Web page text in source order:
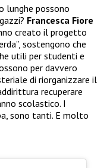
lunghe possono
Francesca Fiore
creato il progetto
sostengono che
utili per studenti e
per davvero
di riorganizzare il
recuperare
scolastico. I
sono tanti. E molto